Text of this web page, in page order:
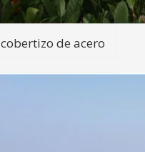
cobertizo de acero